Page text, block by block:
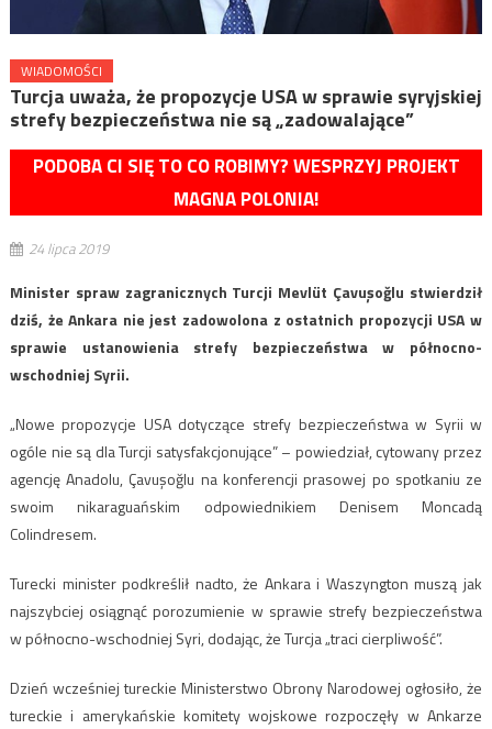
WIADOMOŚCI
Turcja uważa, że propozycje USA w sprawie syryjskiej
strefy bezpieczeństwa nie są „zadowalające”
PODOBA CI SIĘ TO CO ROBIMY? WESPRZYJ PROJEKT
MAGNA POLONIA!
24 lipca 2019
Minister spraw zagranicznych Turcji Mevlüt Çavuşoğlu stwierdził
dziś, że Ankara nie jest zadowolona z ostatnich propozycji USA w
sprawie ustanowienia strefy bezpieczeństwa w północno-
wschodniej Syrii.
„Nowe propozycje USA dotyczące strefy bezpieczeństwa w Syrii w
ogóle nie są dla Turcji satysfakcjonujące” – powiedział, cytowany przez
agencję Anadolu, Çavuşoğlu na konferencji prasowej po spotkaniu ze
swoim nikaraguańskim odpowiednikiem Denisem Moncadą
Colindresem.
Turecki minister podkreślił nadto, że Ankara i Waszyngton muszą jak
najszybciej osiągnąć porozumienie w sprawie strefy bezpieczeństwa
w północno-wschodniej Syri, dodając, że Turcja „traci cierpliwość”.
Dzień wcześniej tureckie Ministerstwo Obrony Narodowej ogłosiło, że
tureckie i amerykańskie komitety wojskowe rozpoczęły w Ankarze